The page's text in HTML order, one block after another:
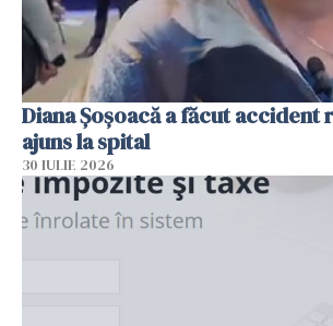
Diana Șoșoacă a făcut accident
ajuns la spital
30 IULIE 2026